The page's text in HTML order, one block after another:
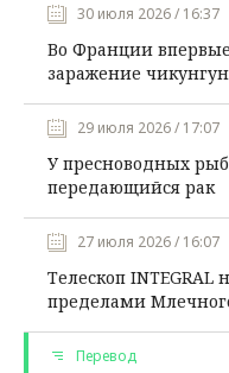
30 июля 2026 / 16:37
Во Франции
заражение
29 июля 2026 / 17:07
У пресноводных
передающийся рак
27 июля 2026 / 16:07
Телескоп
пределами
Перевод